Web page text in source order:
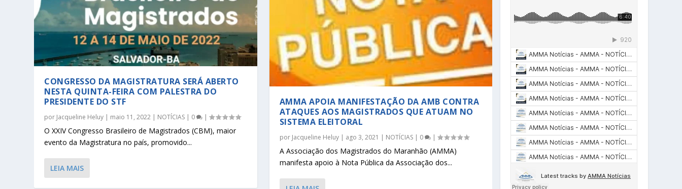
CONGRESSO DA MAGISTRATURA SERÁ ABERTO
NESTA QUINTA-FEIRA COM PALESTRA DO
PRESIDENTE DO STF
por Jacqueline Heluy | maio 11, 2022 | NOTÍCIAS | 0 |
O XXIV Congresso Brasileiro de Magistrados (CBM), maior
evento da Magistratura no país, promovido...
LEIA MAIS
AMMA APOIA MANIFESTAÇÃO DA AMB CONTRA
ATAQUES AOS MAGISTRADOS QUE ATUAM NO
SISTEMA ELEITORAL
por Jacqueline Heluy| ago 3, 2021 | NOTÍCIAS| 0 |
A Associação dos Magistrados do Maranhão (AMMA)
manifesta apoio à Nota Pública da Associação dos...